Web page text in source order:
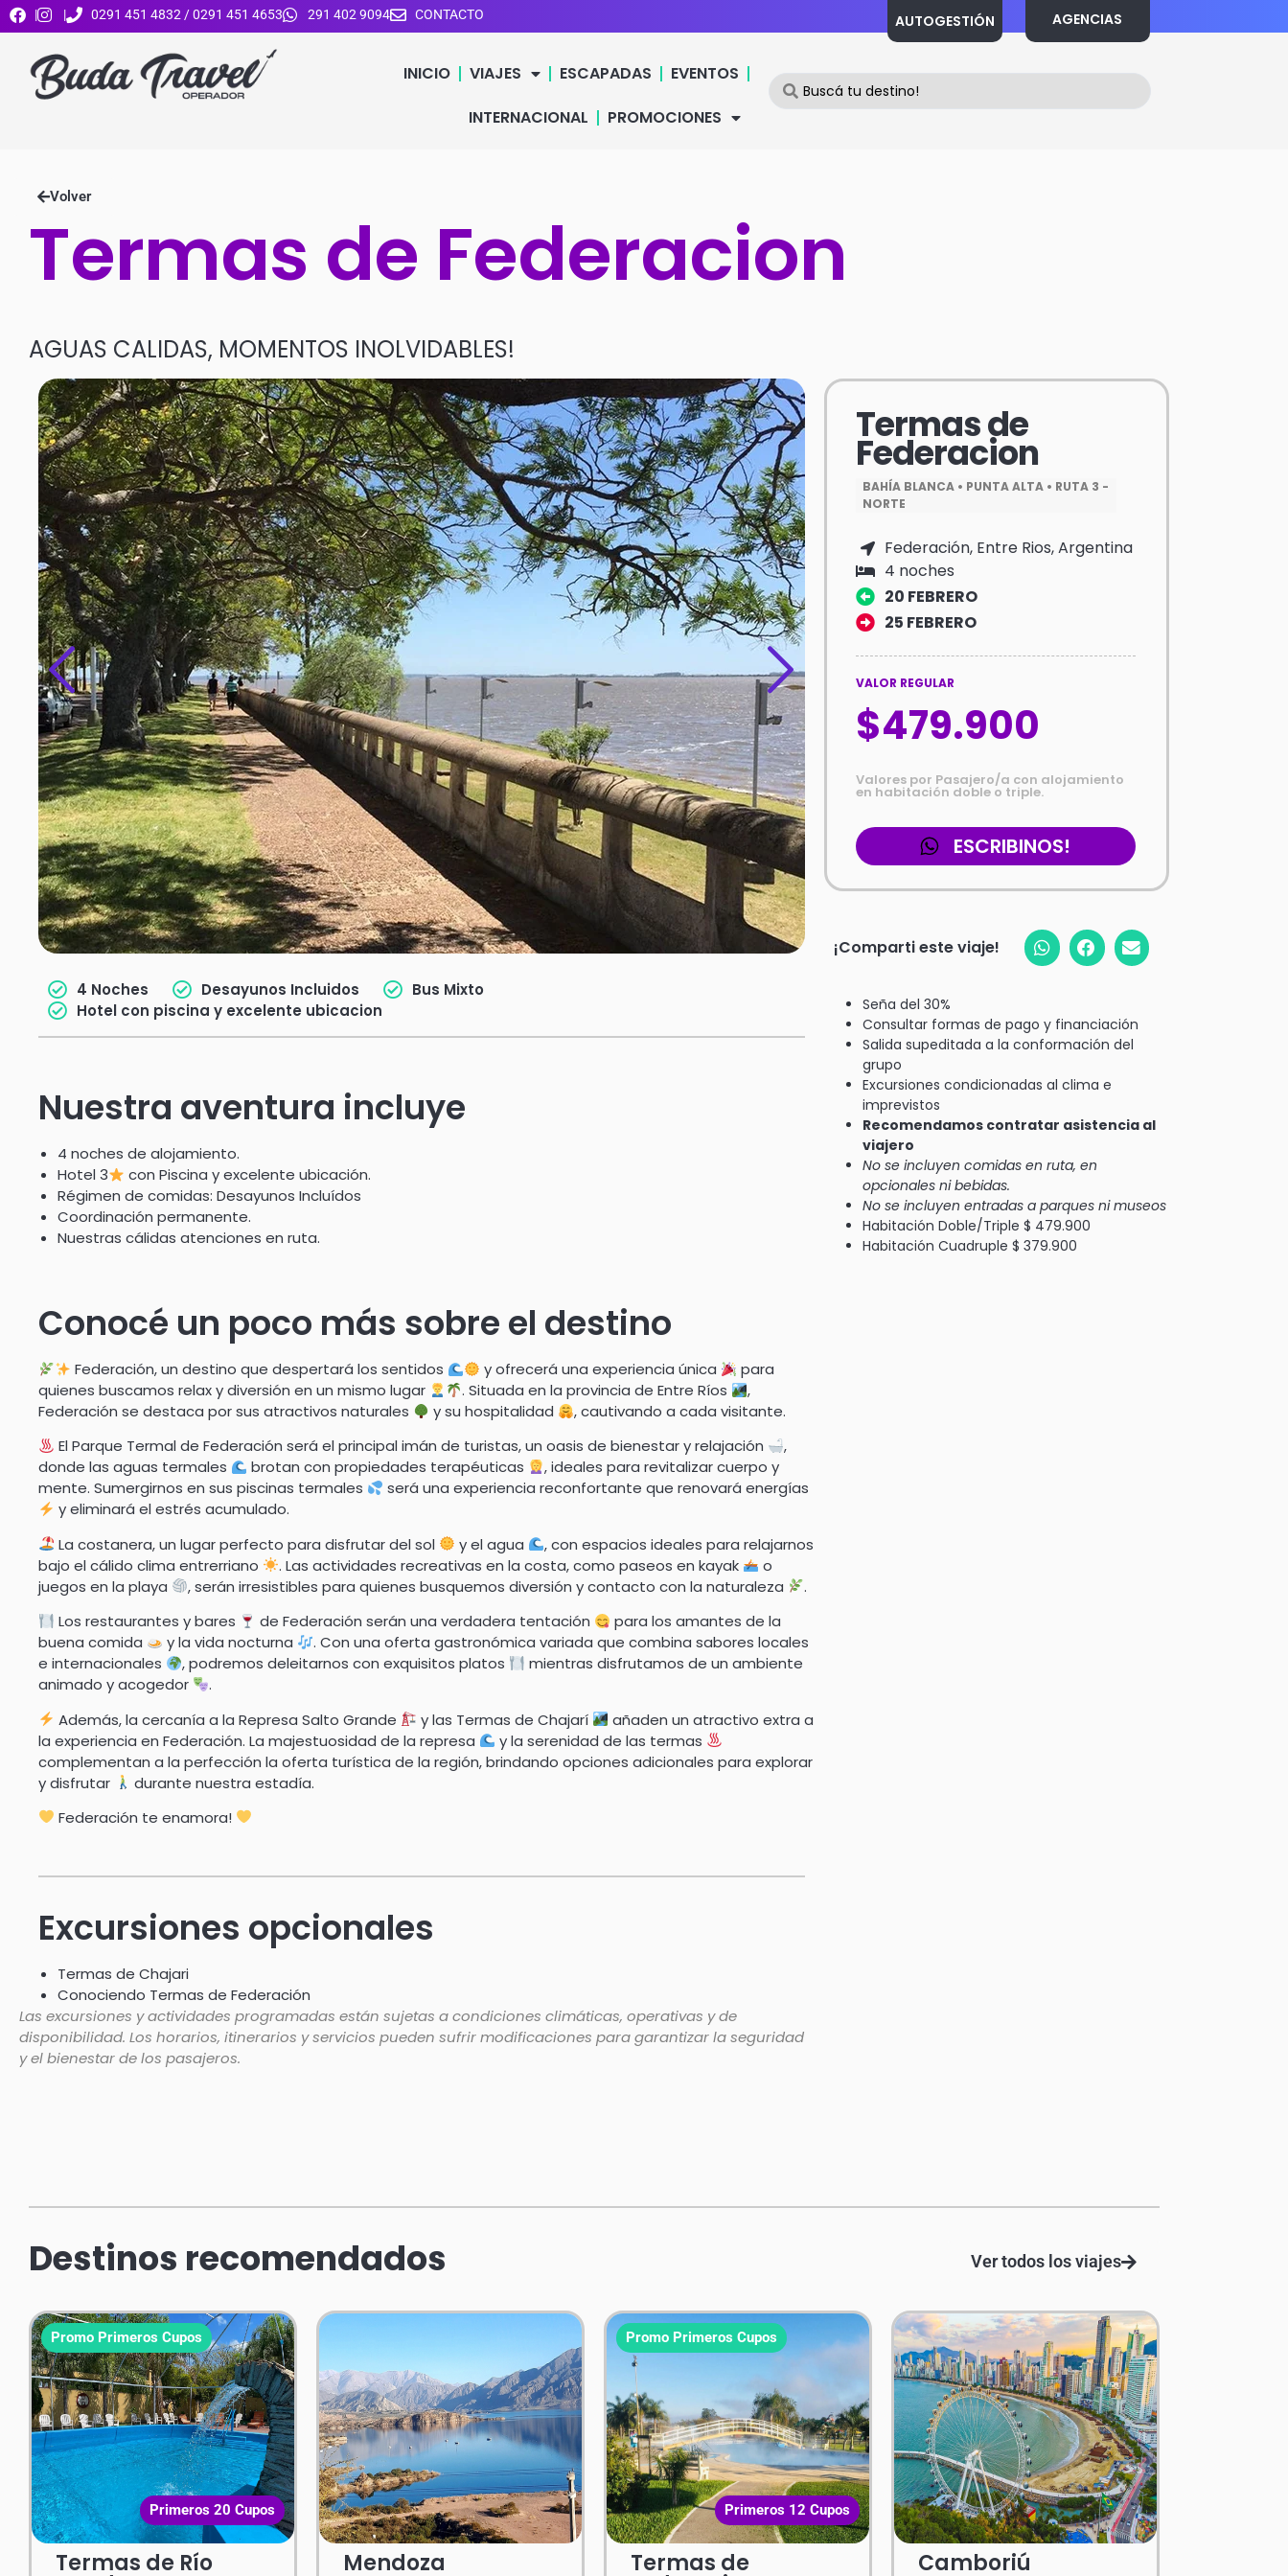
| | 0291 451 4832 / 0291 451 4653 291 402 9094 CONTACTO AUTOGESTIÓN AGENCIAS
INICIO VIAJES ESCAPADAS
EVENTOS
INTERNACIONAL
PROMOCIONES
Volver
Termas de Federacion
AGUAS CALIDAS, MOMENTOS INOLVIDABLES!
4 Noches Desayunos Incluidos
Bus Mixto
Hotel con piscina y excelente ubicacion
Nuestra aventura incluye
4 noches de alojamiento.
Hotel 3
con Piscina y excelente ubicación.
Régimen de comidas: Desayunos Incluídos
Coordinación permanente.
Nuestras cálidas atenciones en ruta.
Conocé un poco más sobre el destino
Federación, un destino que despertará los sentidos y ofrecerá una experiencia única
para
quienes buscamos relax y diversión en un mismo lugar
. Situada en la provincia de Entre Ríos
,
Federación se destaca por sus atractivos naturales
y su hospitalidad
, cautivando a cada visitante.
El Parque Termal de Federación será el principal imán de turistas, un oasis de bienestar y relajación
,
donde las aguas termales
brotan con propiedades terapéuticas
, ideales para revitalizar cuerpo y
mente. Sumergirnos en sus piscinas termales
será una experiencia reconfortante que renovará energías
y eliminará el estrés acumulado.
La costanera, un lugar perfecto para disfrutar del sol
y el agua
, con espacios ideales para relajarnos
bajo el cálido clima entrerriano
. Las actividades recreativas en la costa, como paseos en kayak
o
juegos en la playa
, serán irresistibles para quienes busquemos diversión y contacto con la naturaleza
.
Los restaurantes y bares
de Federación serán una verdadera tentación
para los amantes de la
buena comida
y la vida nocturna
. Con una oferta gastronómica variada que combina sabores locales
e internacionales
, podremos deleitarnos con exquisitos platos
mientras disfrutamos de un ambiente
animado y acogedor
.
Además, la cercanía a la Represa Salto Grande
y las Termas de Chajarí
añaden un atractivo extra a
la experiencia en Federación. La majestuosidad de la represa
y la serenidad de las termas
complementan a la perfección la oferta turística de la región, brindando opciones adicionales para explorar
y disfrutar
durante nuestra estadía.
Federación te enamora!
Excursiones opcionales
Termas de Chajari
Conociendo Termas de Federación
Las excursiones y actividades programadas están sujetas a condiciones climáticas, operativas y de
disponibilidad. Los horarios, itinerarios y servicios pueden sufrir modificaciones para garantizar la seguridad
y el bienestar de los pasajeros.
Termas de
Federacion
BAHÍA BLANCA • PUNTA ALTA • RUTA 3 -
NORTE
Federación, Entre Rios, Argentina
4 noches
20 FEBRERO
25 FEBRERO
VALOR REGULAR
$479.900
Valores por Pasajero/a con alojamiento
en habitación doble o triple.
ESCRIBINOS!
¡Comparti este viaje!
Seña del 30%
Consultar formas de pago y financiación
Salida supeditada a la conformación del
grupo
Excursiones condicionadas al clima e
imprevistos
Recomendamos contratar asistencia al
viajero
No se incluyen comidas en ruta, en
opcionales ni bebidas.
No se incluyen entradas a parques ni museos
Habitación Doble/Triple $ 479.900
Habitación Cuadruple $ 379.900
Destinos recomendados Ver todos los viajes
Termas de Río
Promo Primeros Cupos
Primeros 20 Cupos
Mendoza Termas de
Promo Primeros Cupos
Primeros 12 Cupos
Camboriú